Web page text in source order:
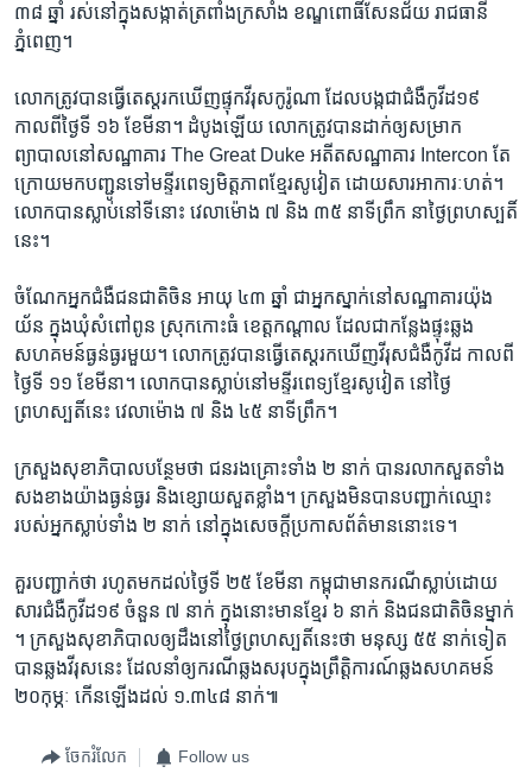
៣៨ ​ឆ្នាំ រស់​នៅ​ក្នុង​សង្កាត់​ត្រពាំង​ក្រសាំង ខណ្ឌ​ពោធិ៍សែនជ័យ រាជ​ធានី​
ភ្នំពេញ។
លោក​ត្រូវ​បានធ្វើ​តេស្ត​រក​ឃើញ​ផ្ទុក​វីរុសកូរ៉ូណា ដែលបង្កជាជំងឺ​កូវីដ​១៩
កាល​ពី​ថ្ងៃ​ទី​ ១៦ ខែ​មីនា។ ​ដំបូង​ឡើយ​ លោកត្រូវ​បាន​ដាក់​ឲ្យ​សម្រាក​
ព្យាបាល​នៅ​សណ្ឋាគារ​ The Great Duke អតីត​សណ្ឋាគារ ​Intercon ​តែ​
ក្រោយ​មក​បញ្ជូន​ទៅ​មន្ទីរ​ពេទ្យមិត្ត​ភាព​ខ្មែរ​សូវៀត ដោយ​សារ​អាការៈ​ហត់។
លោក​បាន​ស្លាប់​នៅ​ទីនោះ វេលាម៉ោង ​៧ ​និង​ ៣៥ នាទី​ព្រឹក​ នា​ថ្ងៃ​ព្រហស្បតិ៍​
នេះ​។
ចំណែក​អ្នក​ជំងឺ​ជន​ជាតិ​ចិន អាយុ​ ៤៣ ​ឆ្នាំ ជា​អ្នក​ស្នាក់​នៅ​សណ្ឋាគារ​យ៉ុង​
យ័ន ក្នុង​ឃុំ​សំពៅ​ពូន ស្រុក​កោះ​ធំ ខេត្ត​កណ្តាល ដែល​ជា​កន្លែង​ផ្ទុះឆ្លង​
សហគមន៍​ធ្ងន់​ធ្ងរ​មួយ​។ លោក​ត្រូវ​បាន​ធ្វើ​តេស្ត​រក​ឃើញ​វីរុស​ជំងឺ​កូវីដ កាល​ពី​
ថ្ងៃ​ទី​ ១១ ខែ​មីនា។ លោក​បាន​ស្លាប់​នៅ​មន្ទីរ​ពេទ្យ​ខ្មែរ​សូវៀត នៅ​ថ្ងៃ​
ព្រហស្បតិ៍​នេះ វេលា​ម៉ោង​ ៧ និង​ ៤៥ ​នាទី​ព្រឹក។
ក្រសួង​សុខាភិបាល​បន្ថែម​ថា ​ជនរងគ្រោះ​ទាំង ​២ ​នាក់​ បានរលាក​សួត​ទាំង​
សង​ខាងយ៉ាង​ធ្ងន់​ធ្ងរ ​និង​ខ្សោយ​សួត​ខ្លាំង។ ក្រសួង​មិន​បាន​បញ្ជាក់​ឈ្មោះ​
របស់​អ្នក​ស្លាប់​ទាំង ​២​ នាក់ ​នៅ​ក្នុង​សេចក្តី​ប្រកាស​ព័ត៌មាន​នោះ​ទេ។
គួរ​បញ្ជាក់​ថា​ រហូត​មក​ដល់​ថ្ងៃ​ទី​ ២៥ ខែ​មីនា កម្ពុជា​មាន​ករណី​ស្លាប់​ដោយ​
សារ​ជំងឺកូវីដ​១៩ ចំនួន ​៧ ​នាក់ ក្នុង​នោះ​មាន​ខ្មែរ​ ៦ ​នាក់ ​និង​ជនជាតិ​ចិន​ម្នាក់​
។ ក្រសួង​សុខា​ភិបាល​ឲ្យ​ដឹង​នៅ​ថ្ងៃ​ព្រហស្បតិ៍​នេះ​ថា ​មនុស្ស​ ៥៥ ​នាក់​ទៀត​
បាន​ឆ្លង​វីរុស​នេះ ដែល​នាំ​ឲ្យ​ករណី​ឆ្លង​សរុប​ក្នុង​ព្រឹត្តិការណ៍​ឆ្លង​សហគមន៍​
២០​កុម្ភៈ​ កើន​ឡើង​ដល់ ​១.៣៤៨ ​នាក់៕
ចែករំលែក Follow us